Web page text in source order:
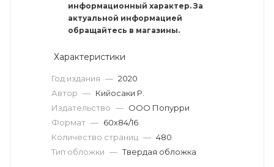
информационный характер. За
актуальной информацией
обращайтесь в магазины.
Характеристики
Год издания — 2020
Автор — Кийосаки Р.
Издательство — ООО Попурри
Формат — 60х84/16
Количество страниц — 480
Тип обложки — Твердая обложка